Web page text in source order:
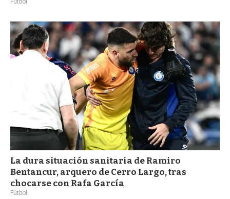
Fútbol
La dura situación sanitaria de Ramiro
Bentancur, arquero de Cerro Largo, tras
chocarse con Rafa García
Fútbol